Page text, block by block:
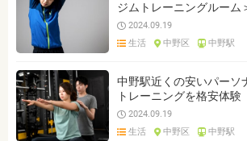
ジムトレーニングルーム
2024.09.19
生活
中野区 中野駅
中野駅近くの安いパーソ
トレーニングを格安体験
2024.09.19
生活
中野区 中野駅